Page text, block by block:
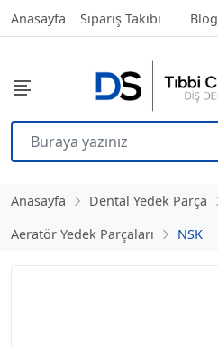
Anasayfa Sipariş Takibi Blog
Anasayfa
Dental Yedek Parça
Aeratör Yedek Parçaları
NSK